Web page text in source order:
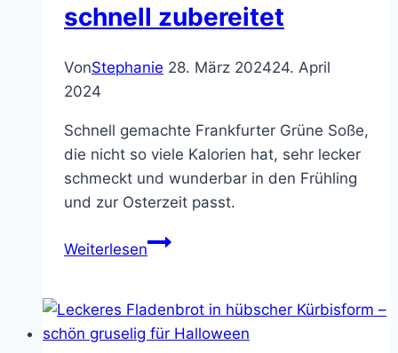
schnell zubereitet
VonStephanie 28. März 202424. April
2024
Schnell gemachte Frankfurter Grüne Soße,
die nicht so viele Kalorien hat, sehr lecker
schmeckt und wunderbar in den Frühling
und zur Osterzeit passt.
WeiterlesenFrankfurter
(Grie
Soß)